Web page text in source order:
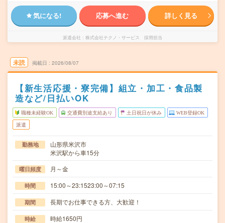
気になる! 応募へ進む 詳しく見る
派遣会社 株式会社テクノ・サービス 採用担当
未読 掲載日 2026/08/07
【新生活応援・寮完備】組立・加工・食品製
造など/日払いOK
職種未経験OK 交通費別途支給あり 土日祝日が休み WEB登録OK
派遣
勤務地
山形県米沢市
米沢駅から車15分
曜日頻度 月～金
時間 15:00～23:1523:00～07:15
期間 長期でお仕事できる方、大歓迎！
時給 時給1650円